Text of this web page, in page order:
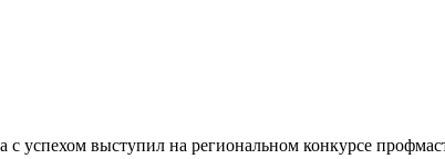
успехом выступил на региональном конкурсе